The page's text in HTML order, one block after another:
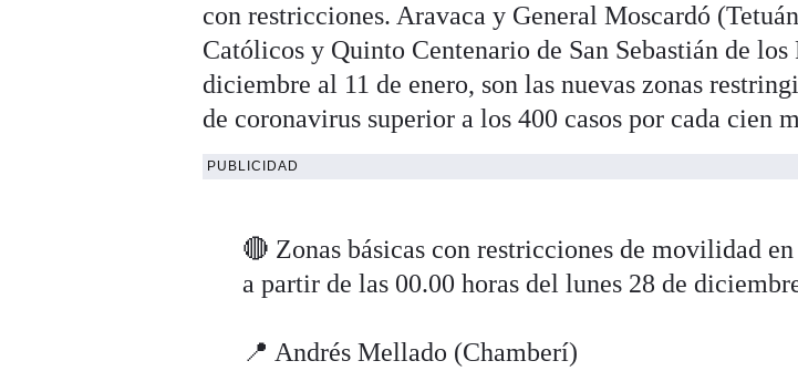
con restricciones. Aravaca y General Moscardó
Católicos y Quinto Centenario de San Sebastián de los
diciembre al 11 de enero, son las nuevas zonas
de coronavirus superior a los 400 casos por cada cien
PUBLICIDAD
🔴 Zonas básicas con restricciones de movilidad
a partir de las 00.00 horas del lunes 28 de
📍 Andrés Mellado (Chamberí)